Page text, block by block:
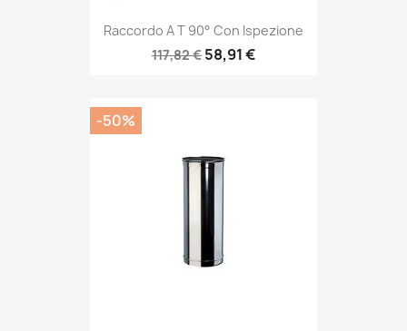
Raccordo A T 90° Con Ispezione
117,82 € 58,91 €
-50%